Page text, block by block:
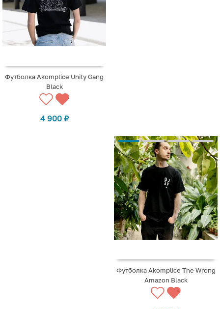
Футболка Akomplice Unity Gang
Black
4 900 ₽
Футболка Akomplice The Wrong
Amazon Black